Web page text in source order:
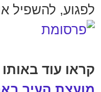
לפגוע, להשפיל
קראו עוד